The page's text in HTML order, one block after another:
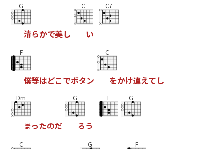
G
清らかで美し
C
い
C7
F
僕等はどこでボタン
C
をかけ違えてし
Dm
まったのだ
G
ろう
F G
C G F